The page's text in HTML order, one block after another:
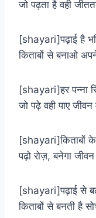
जो पढ़ता है वही
[shayari]पढ़ाई है
किताबों से बनाओ
[shayari]हर पन्ना
जो पढ़े वही पाए
[shayari]किताबों के
पढ़ो रोज़, बनेगा
[shayari]पढ़ाई से
किताबों से बनती है